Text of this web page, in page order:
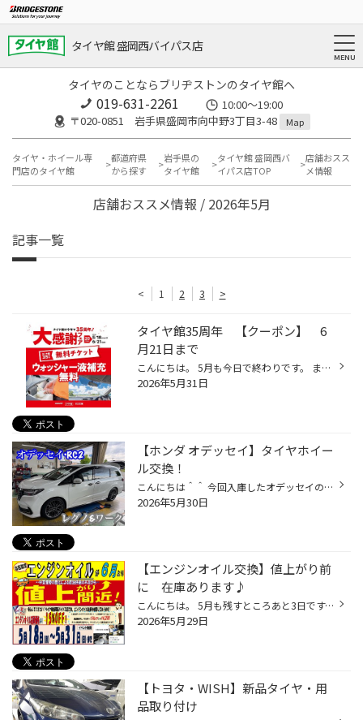
タイヤ館 盛岡西バイパス店
タイヤのことならブリヂストンのタイヤ館へ
019-631-2261
10:00～19:00
〒020-0851 岩手県盛岡市向中野3丁目3-48
Map
タイヤ・ホイール専
門店のタイヤ館
都道府県
から探す
岩手県の
タイヤ館
タイヤ館 盛岡西バ
イパス店TOP
店舗おスス
メ情報
店舗おススメ情報 / 2026年5月
記事一覧
< 1 2 3 >
タイヤ館35周年 【クーポン】 6
月21日まで
こんにちは。 5月も今日で終わりです。 まだ5月なのに、暑い日もあり、また寒かったりして。 6月は、もっと暑くなるのかな。。。 体調崩さないよーに、日頃から気をつけて過ごしましょう。 さて、5月18日から始まった、タイヤ館35周年記念セール。 みなさん、特典のクーポン活用してましたか？ クー...
2026年5月31日
【ホンダ オデッセイ】タイヤホイー
ル交換！
こんにちは＾＾ 今回入庫したオデッセイのご紹介です！ 前回、テインの車高調でローダウンさせて頂いております！ そして今回は、タイヤホイールのインチUPです♪ 今回REGNO GR-XIII TYPE RVの19インチと BRIDGESTONEのセミオリジナルにラインナップされてます workシュバートブルネンLXを装着させて...
2026年5月30日
【エンジンオイル交換】値上がり前
に 在庫あります♪
こんにちは。 5月も残すところあと3日です。 ゴールデンウィークもあって、あっというまに5月も終わってしまいます。 6月より、他者メーカーのタイやの値上がりもあり、 タイヤ館では、エンジンオイルの値上がりがあります。 値上がり前の駆け込みエンジンオイル交換、お任せください‼️ 予約せずに...
2026年5月29日
【トヨタ・WISH】新品タイヤ・用
品取り付け